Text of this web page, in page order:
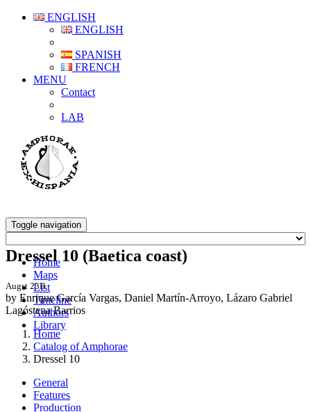
ENGLISH
ENGLISH
SPANISH
FRENCH
MENU
Contact
LAB
Toggle navigation
Home
Maps
List
Timeline
Authors
Library
Dressel 10 (Baetica coast)
Augst 23B
by Enrique García Vargas, Daniel Martín-Arroyo, Lázaro Gabriel
Lagóstena Barrios
Home
Catalog of Amphorae
Dressel 10
General
Features
Production